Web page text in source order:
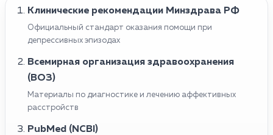
Клинические рекомендации Минздрава РФ
Официальный стандарт оказания помощи при
депрессивных эпизодах
Всемирная организация здравоохранения
(ВОЗ)
Материалы по диагностике и лечению аффективных
расстройств
PubMed (NCBI)